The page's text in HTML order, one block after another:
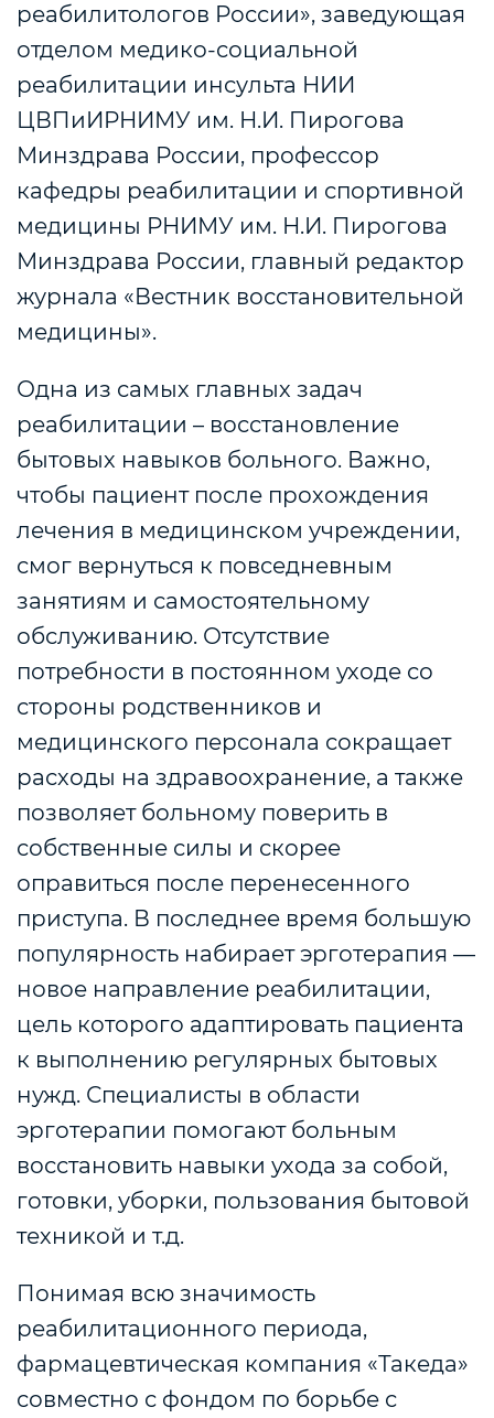
реабилитологов России», заведующая
отделом медико-социальной
реабилитации инсульта НИИ
ЦВПиИРНИМУ им. Н.И. Пирогова
Минздрава России, профессор
кафедры реабилитации и спортивной
медицины РНИМУ им. Н.И. Пирогова
Минздрава России, главный редактор
журнала «Вестник восстановительной
медицины».
Одна из самых главных задач
реабилитации – восстановление
бытовых навыков больного. Важно,
чтобы пациент после прохождения
лечения в медицинском учреждении,
смог вернуться к повседневным
занятиям и самостоятельному
обслуживанию. Отсутствие
потребности в постоянном уходе со
стороны родственников и
медицинского персонала сокращает
расходы на здравоохранение, а также
позволяет больному поверить в
собственные силы и скорее
оправиться после перенесенного
приступа. В последнее время большую
популярность набирает эрготерапия —
новое направление реабилитации,
цель которого адаптировать пациента
к выполнению регулярных бытовых
нужд. Специалисты в области
эрготерапии помогают больным
восстановить навыки ухода за собой,
готовки, уборки, пользования бытовой
техникой и т.д.
Понимая всю значимость
реабилитационного периода,
фармацевтическая компания «Такеда»
совместно с фондом по борьбе с